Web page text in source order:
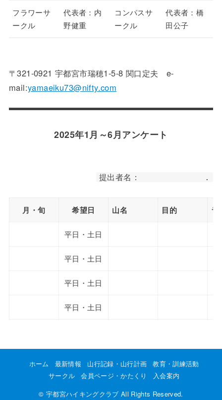
フラワーサ
ークル
代表者：内
野健重
コンパスサ
ークル
代表者：橋
田公子
〒321-0921 宇都宮市瑞穂1-5-8 関口定夫 e-
mail:yamaeiku73@nifty.com
2025年1月～6月アンケート
提出者名： .
月・旬 希望日 山名 目的 ラ
平日・土日
平日・土日
平日・土日
平日・土日
ホーム 最新情報 山行記録・山行計画
教育・訓練活動
サークル
会員ページ・かたくり
入会案内
©宇都宮ハイキングクラブ All Rights Reserved.